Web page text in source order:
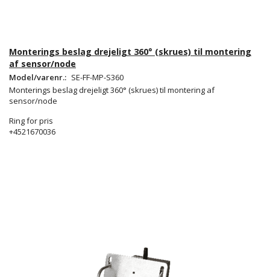
Monterings beslag drejeligt 360° (skrues) til montering
af sensor/node
Model/varenr.: SE-FF-MP-S360
Monterings beslag drejeligt 360° (skrues) til montering af
sensor/node
Ring for pris
+4521670036